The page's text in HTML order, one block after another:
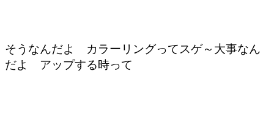
そうなんだよ カラーリングってスゲ～大事なん
だよ アップする時って